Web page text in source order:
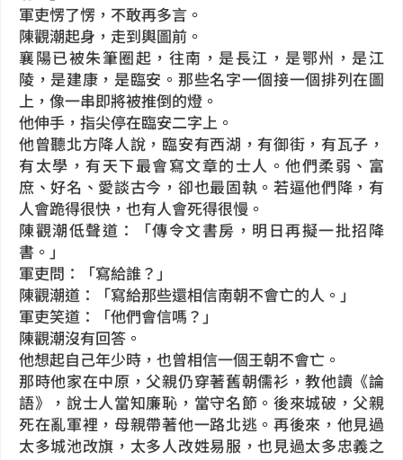
軍吏愣了愣，不敢再多言。
陳觀潮起身，走到輿圖前。
襄陽已被朱筆圈起，往南，是長江，是鄂州，是江
陵，是建康，是臨安。那些名字一個接一個排列在圖
上，像一串即將被推倒的燈。
他伸手，指尖停在臨安二字上。
他曾聽北方降人說，臨安有西湖，有御街，有瓦子，
有太學，有天下最會寫文章的士人。他們柔弱、富
庶、好名、愛談古今，卻也最固執。若逼他們降，有
人會跪得很快，也有人會死得很慢。
陳觀潮低聲道：「傳令文書房，明日再擬一批招降
書。」
軍吏問：「寫給誰？」
陳觀潮道：「寫給那些還相信南朝不會亡的人。」
軍吏笑道：「他們會信嗎？」
陳觀潮沒有回答。
他想起自己年少時，也曾相信一個王朝不會亡。
那時他家在中原，父親仍穿著舊朝儒衫，教他讀《論
語》，說士人當知廉恥，當守名節。後來城破，父親
死在亂軍裡，母親帶著他一路北逃。再後來，他見過
太多城池改旗，太多人改姓易服，也見過太多忠義之